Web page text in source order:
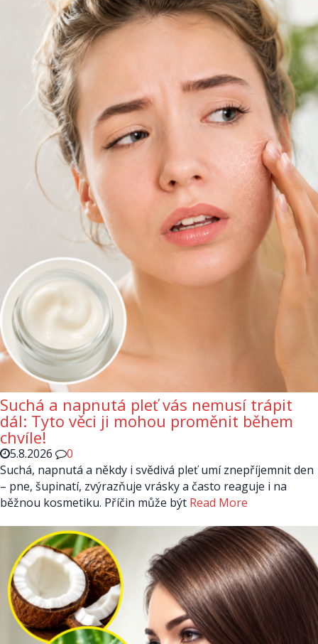
Suchá a napnutá pleť vás nemusí trápit
dál: Tyto věci ji mohou proměnit během
chvíle!
5.8.2026
0
Suchá, napnutá a někdy i svědivá pleť umí znepříjemnit den
– pne, šupinatí, zvýrazňuje vrásky a často reaguje i na
běžnou kosmetiku. Příčin může být Read More